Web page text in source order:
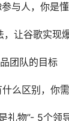
与人，你是
，让谷歌实现
团队的目标
么区别，你
礼物”- 5个领